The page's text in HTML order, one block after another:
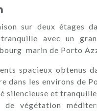
sur deux étages
avec un
marin de Porto
spacieux obtenus
dans les environs de
silencieuse et
végétation